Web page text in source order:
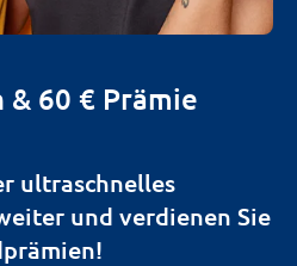
60 € Prämie
ultraschnelles
und verdienen Sie